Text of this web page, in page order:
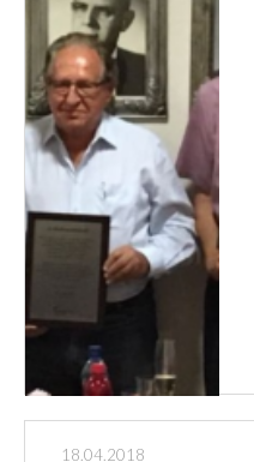
18.04.2018